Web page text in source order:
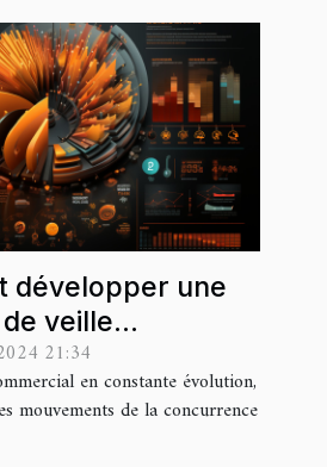
développer une
veille
efficace
moderne
21:34
en constante évolution,
mouvements de la concurrence